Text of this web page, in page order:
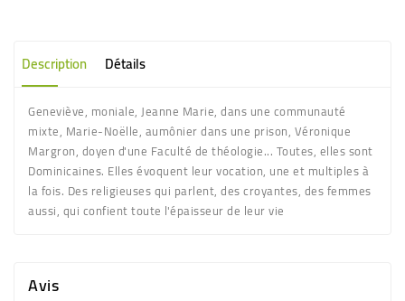
Description Détails
Geneviève, moniale, Jeanne Marie, dans une communauté
mixte, Marie-Noëlle, aumônier dans une prison, Véronique
Margron, doyen d'une Faculté de théologie... Toutes, elles sont
Dominicaines. Elles évoquent leur vocation, une et multiples à
la fois. Des religieuses qui parlent, des croyantes, des femmes
aussi, qui confient toute l'épaisseur de leur vie
Avis